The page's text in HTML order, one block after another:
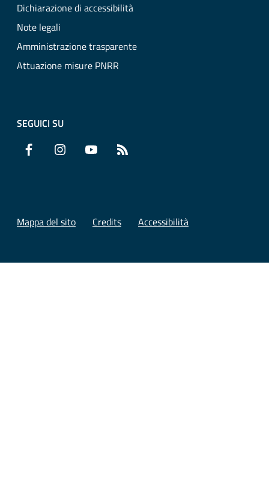
Dichiarazione di accessibilità
Note legali
Amministrazione trasparente
Attuazione misure PNRR
SEGUICI SU
Facebook Instagram YouTube
Mappa del sito Credits Accessibilità